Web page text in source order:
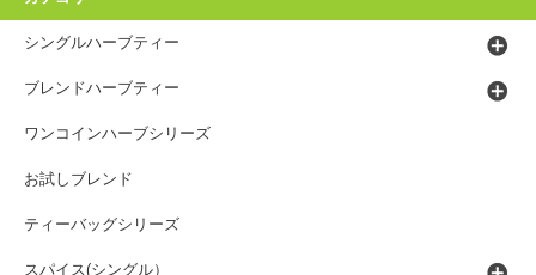
シングルハーブティー
ブレンドハーブティー
ワンコインハーブシリーズ
お試しブレンド
ティーバッグシリーズ
スパイス(シングル）